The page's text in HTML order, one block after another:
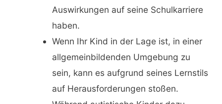
Auswirkungen auf seine Schulkarriere
haben.
Wenn Ihr Kind in der Lage ist, in einer
allgemeinbildenden Umgebung zu
sein, kann es aufgrund seines Lernstils
auf Herausforderungen stoßen.